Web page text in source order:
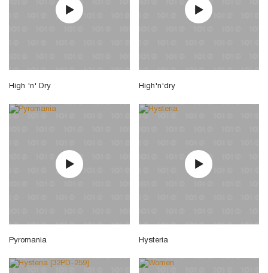
High 'n' Dry High'n'dry
Pyromania Hysteria